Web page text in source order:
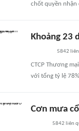
chốt quyền
Khoảng 23
5842
CTCP Thương
với tổng tỷ lệ
Cơn mưa
5842 liên